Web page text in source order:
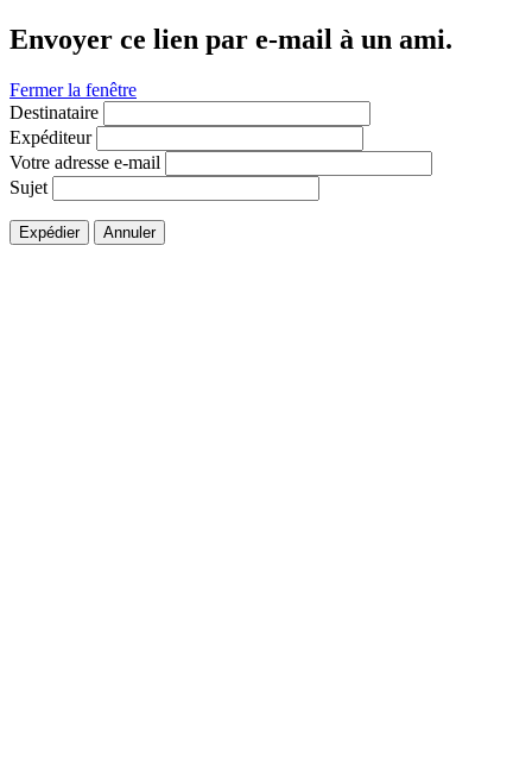
Envoyer ce lien par e-mail à un ami.
Fermer la fenêtre
Destinataire
Expéditeur
Votre adresse e-mail
Sujet
Expédier Annuler